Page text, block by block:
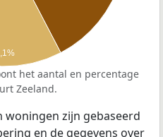
het aantal en percentage
Zeeland.
woningen zijn gebaseerd
en de gegevens over